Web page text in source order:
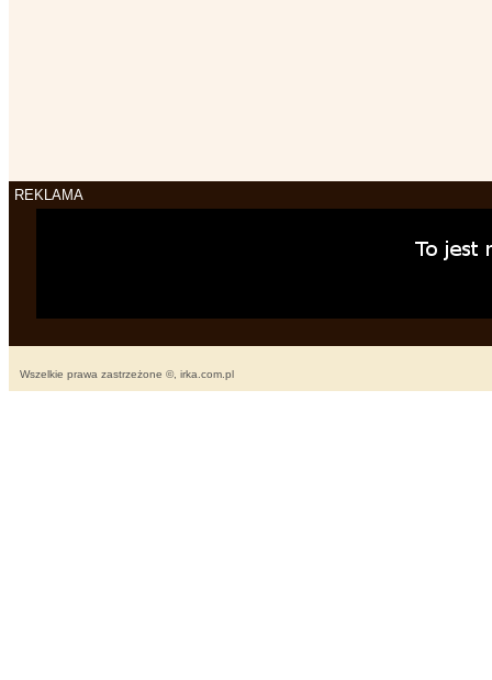
REKLAMA
Wszelkie prawa zastrzeżone ©, irka.com.pl